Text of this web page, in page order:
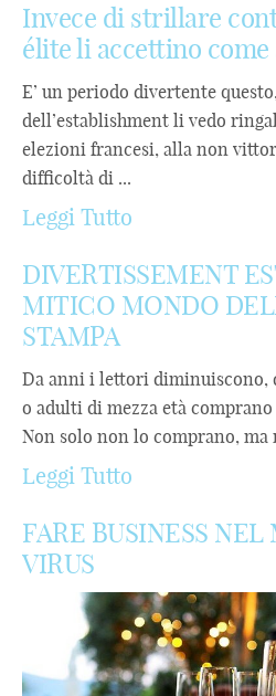
Invece di strillare
élite li accettino
E’ un periodo divertente
dell’establishment li vedo
elezioni francesi, alla non
difficoltà di ...
Leggi Tutto
DIVERTISSEMENT
MITICO MONDO
STAMPA
Da anni i lettori diminuiscono,
o adulti di mezza età
Non solo non lo comprano, ma
Leggi Tutto
FARE BUSINESS
VIRUS